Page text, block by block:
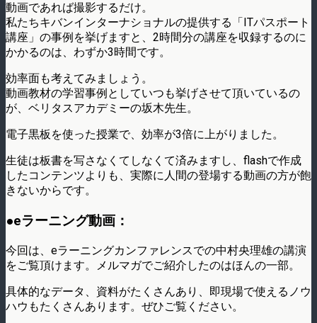
動画であれば撮影するだけ。
私たちキバンインターナショナルの提供する「ITパスポート
講座」の事例を挙げますと、2時間分の講座を収録するのに
かかるのは、わずか3時間です。
効率面も考えてみましょう。
動画教材の学習事例としていつも挙げさせて頂いているの
が、ベリタスアカデミーの坂木先生。
電子黒板を使った授業で、効率が3倍に上がりました。
生徒は板書を写さなくてしなくて済みますし、flashで作成
したコンテンツよりも、実際に人間の登場する動画の方が飽
きないからです。
●eラーニング動画：
今回は、eラーニングカンファレンスでの中村央理雄の講演
をご覧頂けます。メルマガでご紹介したのはほんの一部。
具体的なデータ、資料がたくさんあり、即現場で使えるノウ
ハウもたくさんあります。ぜひご覧ください。